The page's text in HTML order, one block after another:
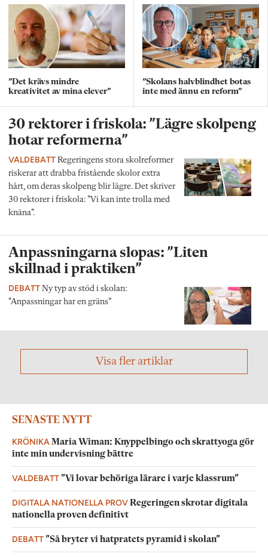
”Det krävs mindre
kreativitet av mina elever”
”Skolans halvblindhet botas
inte med ännu en reform”
30 rektorer i friskola: ”Lägre skolpeng
hotar reformerna”
VALDEBATT Regeringens stora skolreformer
riskerar att drabba fristående skolor extra
hårt, om deras skolpeng blir lägre. Det skriver
30 rektorer i friskola: ”Vi kan inte trolla med
knäna”.
Anpassningarna slopas: ”Liten
skillnad i praktiken”
DEBATT Ny typ av stöd i skolan:
"Anpassningar har en gräns”
Visa fler artiklar
SENASTE NYTT
KRÖNIKA Maria Wiman: Knyppelbingo och skrattyoga gör
inte min undervisning bättre
VALDEBATT”Vi lovar behöriga lärare i varje klassrum”
DIGITALA NATIONELLA PROVRegeringen skrotar digitala
nationella proven definitivt
DEBATT”Så bryter vi hatpratets pyramid i skolan”